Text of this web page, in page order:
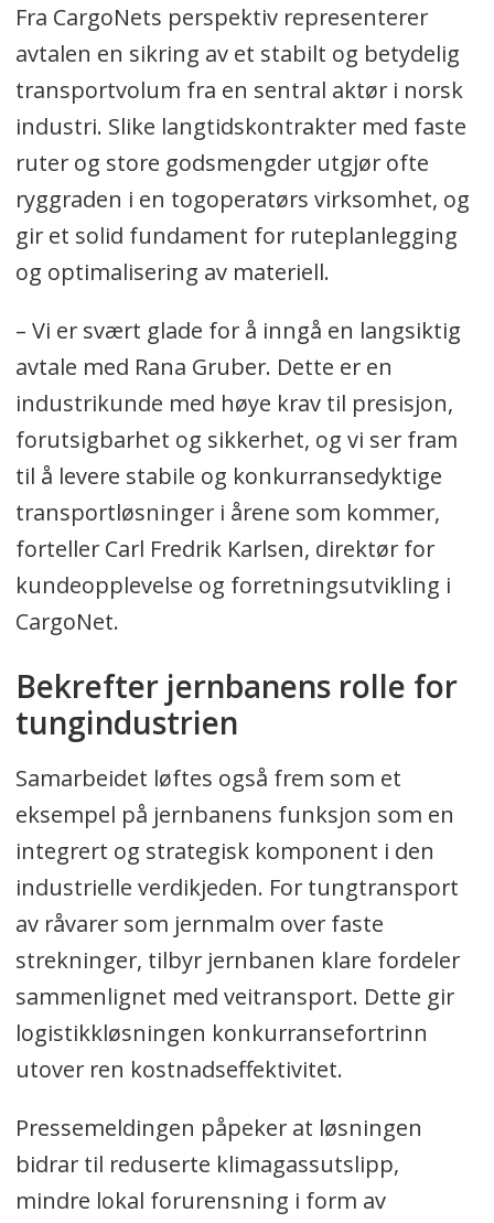
Fra CargoNets perspektiv representerer
avtalen en sikring av et stabilt og betydelig
transportvolum fra en sentral aktør i norsk
industri. Slike langtidskontrakter med faste
ruter og store godsmengder utgjør ofte
ryggraden i en togoperatørs virksomhet, og
gir et solid fundament for ruteplanlegging
og optimalisering av materiell.
– Vi er svært glade for å inngå en langsiktig
avtale med Rana Gruber. Dette er en
industrikunde med høye krav til presisjon,
forutsigbarhet og sikkerhet, og vi ser fram
til å levere stabile og konkurransedyktige
transportløsninger i årene som kommer,
forteller Carl Fredrik Karlsen, direktør for
kundeopplevelse og forretningsutvikling i
CargoNet.
Bekrefter jernbanens rolle for
tungindustrien
Samarbeidet løftes også frem som et
eksempel på jernbanens funksjon som en
integrert og strategisk komponent i den
industrielle verdikjeden. For tungtransport
av råvarer som jernmalm over faste
strekninger, tilbyr jernbanen klare fordeler
sammenlignet med veitransport. Dette gir
logistikkløsningen konkurransefortrinn
utover ren kostnadseffektivitet.
Pressemeldingen påpeker at løsningen
bidrar til reduserte klimagassutslipp,
mindre lokal forurensning i form av